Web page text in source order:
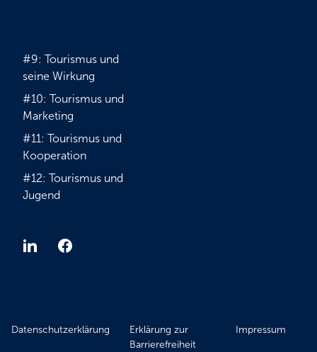
#9: Tourismus und
seine Wirkung
#10: Tourismus und
Marketing
#11: Tourismus und
Kooperation
#12: Tourismus und
Jugend
Datenschutzerklärung
Erklärung zur
Barrierefreiheit
Impressum